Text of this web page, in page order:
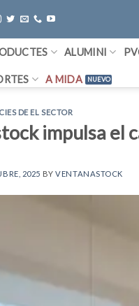
ALUMINI
A MIDA
DE EL SECTOR
impulsa el
2025 BYVENTANASTOCK